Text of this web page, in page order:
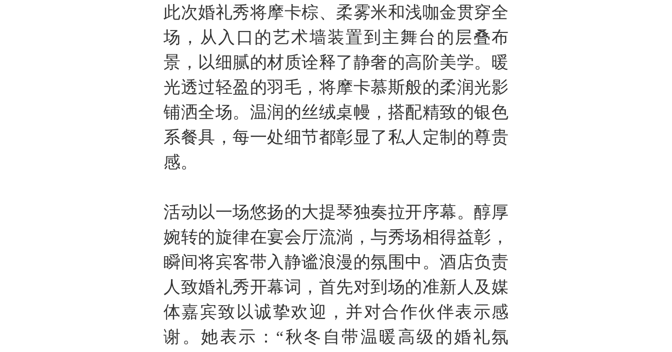
此次婚礼秀将摩卡棕、柔雾米和浅咖金贯穿全
场，从入口的艺术墙装置到主舞台的层叠布
景，以细腻的材质诠释了静奢的高阶美学。暖
光透过轻盈的羽毛，将摩卡慕斯般的柔润光影
铺洒全场。温润的丝绒桌幔，搭配精致的银色
系餐具，每一处细节都彰显了私人定制的尊贵
感。
活动以一场悠扬的大提琴独奏拉开序幕。醇厚
婉转的旋律在宴会厅流淌，与秀场相得益彰，
瞬间将宾客带入静谧浪漫的氛围中。酒店负责
人致婚礼秀开幕词，首先对到场的准新人及媒
体嘉宾致以诚挚欢迎，并对合作伙伴表示感
谢。她表示：“秋冬自带温暖高级的婚礼氛